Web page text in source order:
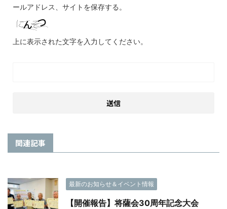
ールアドレス、サイトを保存する。
上に表示された文字を入力してください。
関連記事
最新のお知らせ＆イベント情報
【開催報告】将薩会30周年記念大会